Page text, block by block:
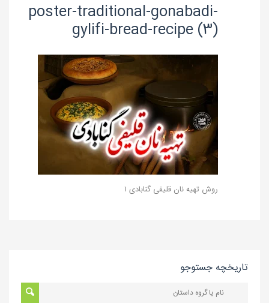
poster-traditional-gonabadi-
gylifi-bread-recipe (3)
روش تهیه نان‌ قلیفی گنابادی ۱
تاریخچه جستوجو